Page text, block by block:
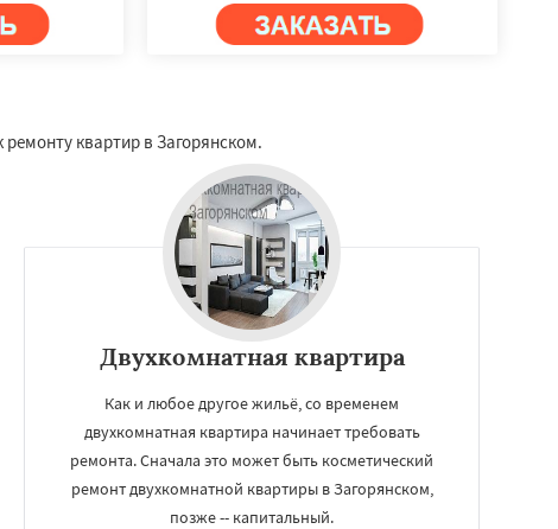
квартир в Загорянском.
Двухкомнатная квартира
Как и любое другое жильё, со временем
двухкомнатная квартира начинает требовать
ремонта. Сначала это может быть косметический
ремонт двухкомнатной квартиры в Загорянском,
позже -- капитальный.